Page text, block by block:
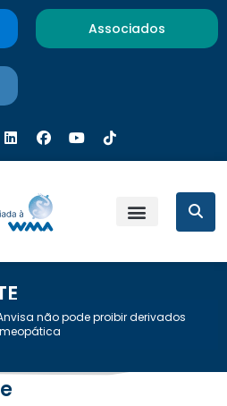
Associados
não pode proibir derivados